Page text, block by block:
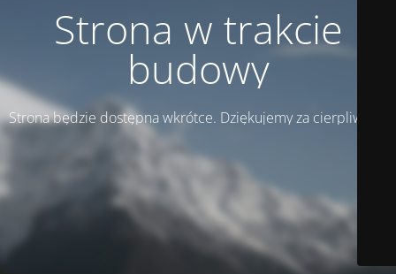
Strona w trakcie
budowy
Strona będzie dostępna wkrótce. Dziękujemy za cierpliwość!